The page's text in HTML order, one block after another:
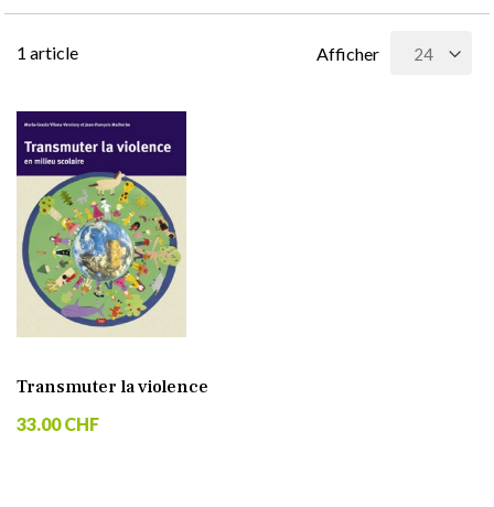
1 article Afficher
Transmuter la violence
33.00 CHF